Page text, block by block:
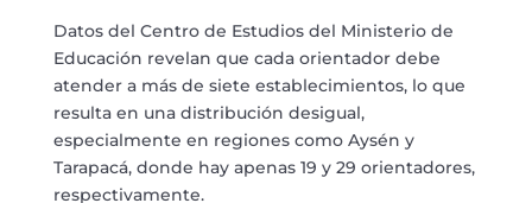
Datos del Centro de Estudios del Ministerio de
Educación revelan que cada orientador debe
atender a más de siete establecimientos, lo que
resulta en una distribución desigual,
especialmente en regiones como Aysén y
Tarapacá, donde hay apenas 19 y 29 orientadores,
respectivamente.